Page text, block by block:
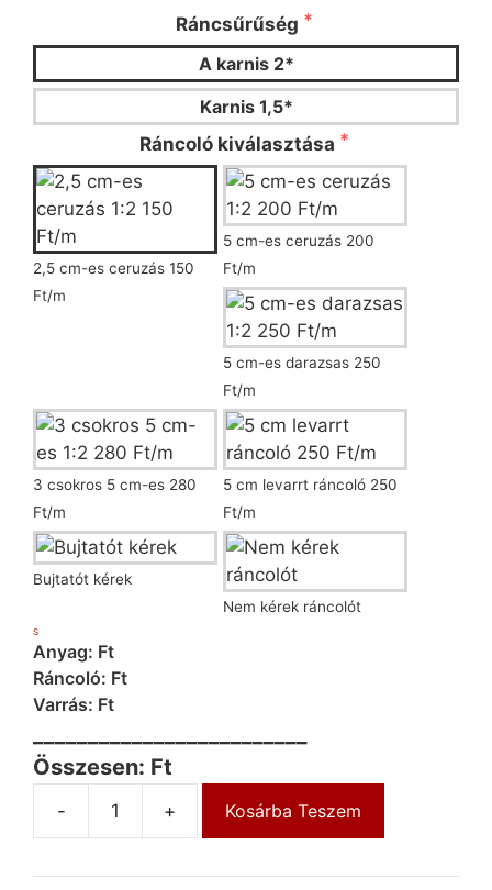
Ráncsűrűség
A karnis 2*
Karnis 1,5*
Ráncoló kiválasztása
2,5 cm-es ceruzás 150
Ft/m
5 cm-es ceruzás 200
Ft/m
5 cm-es darazsas 250
Ft/m
3 csokros 5 cm-es 280
Ft/m
5 cm levarrt ráncoló 250
Ft/m
Bujtatót kérek
Nem kérek ráncolót
S
Anyag: Ft
Ráncoló: Ft
Varrás: Ft
Összesen: Ft
- + Kosárba Teszem